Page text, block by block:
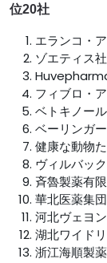
位20社
エランコ・
ゾエティス社
フィブロ・
ベトキノー
ベーリンガ
健康な動物
ヴィルバッ
斉魯製薬有
華北医薬集
河北ヴェヨ
湖北ワイド
浙江海順製